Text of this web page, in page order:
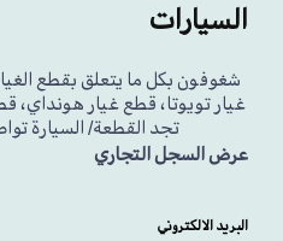
السيارات
شغوفون بكل ما يتعلق بقطع
غيار تويوتا، قطع غيار هونداي،
تجد القطعة/ السيارة
عرض السجل التجاري
البريد الالكتروني